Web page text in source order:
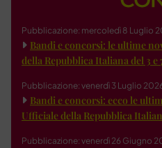
Pubblicazione: mercoledì 8 Luglio
Bandi e concorsi: le ultime
della Repubblica Italiana del 3 e
Pubblicazione: venerdì 3 Luglio
Bandi e concorsi: ecco le
Ufficiale della Repubblica
Pubblicazione: venerdì 26 Giugno